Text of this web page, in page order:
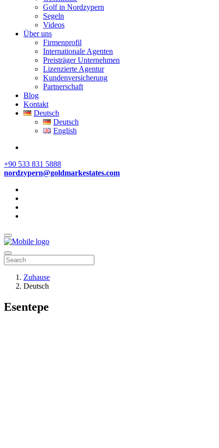
Golf in Nordzypern
Segeln
Videos
Über uns
Firmenprofil
Internationale Agenten
Preisträger Unternehmen
Lizenzierte Agentur
Kundenversicherung
Partnerschaft
Blog
Kontakt
Deutsch
Deutsch
English
+90 533 831 5888
nordzypern@goldmarkestates.com
Zuhause
Deutsch
Esentepe